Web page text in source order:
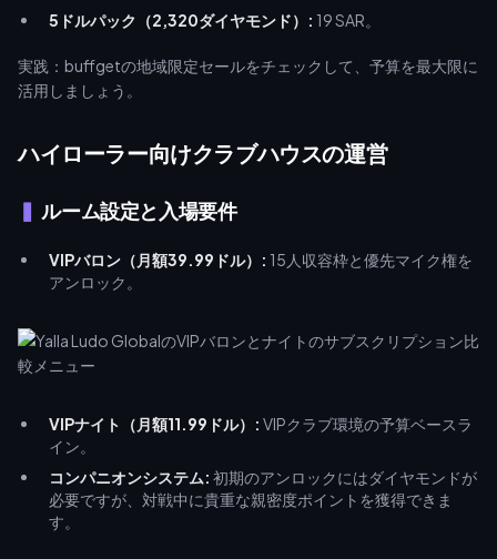
5ドルパック（2,320ダイヤモンド）: 19 SAR。
実践：buffgetの地域限定セールをチェックして、予算を最大限に
活用しましょう。
ハイローラー向けクラブハウスの運営
ルーム設定と入場要件
VIPバロン（月額39.99ドル）: 15人収容枠と優先マイク権を
アンロック。
VIPナイト（月額11.99ドル）: VIPクラブ環境の予算ベースラ
イン。
コンパニオンシステム: 初期のアンロックにはダイヤモンドが
必要ですが、対戦中に貴重な親密度ポイントを獲得できま
す。